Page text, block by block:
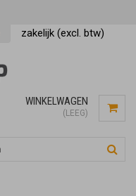
zakelijk (excl. btw)
WINKELWAGEN
(LEEG)